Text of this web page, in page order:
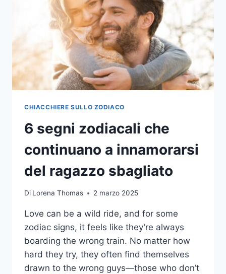
CHIACCHIERE SULLO ZODIACO
6 segni zodiacali che
continuano a innamorarsi
del ragazzo sbagliato
Di Lorena Thomas 2 marzo 2025
Love can be a wild ride, and for some
zodiac signs, it feels like they’re always
boarding the wrong train. No matter how
hard they try, they often find themselves
drawn to the wrong guys—those who don’t